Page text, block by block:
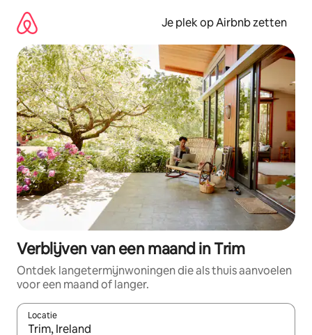
direct
naar
inhoud
Je plek op Airbnb zetten
Verblijven van een maand in Trim
Ontdek langetermijnwoningen die als thuis aanvoelen
voor een maand of langer.
Locatie
Wanneer er resultaten beschikbaar zijn, maak je een keuze